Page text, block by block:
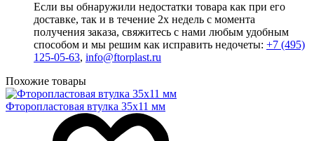
Если вы обнаружили недостатки товара как при его
доставке, так и в течение 2х недель с момента
получения заказа, свяжитесь с нами любым удобным
способом и мы решим как исправить недочеты: +7 (495)
125-05-63, info@ftorplast.ru
Похожие товары
Фторопластовая втулка 35x11 мм